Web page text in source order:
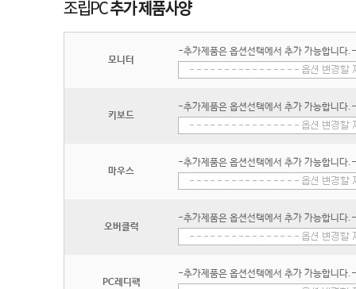
모니터
-추가제품은 옵션선택에서 추가 가능합니다.-
키보드
-추가제품은 옵션선택에서 추가 가능합니다.-
마우스
-추가제품은 옵션선택에서 추가 가능합니다.-
오버클럭
-추가제품은 옵션선택에서 추가 가능합니다.-
PC레디팩
-추가제품은 옵션선택에서 추가 가능합니다.-